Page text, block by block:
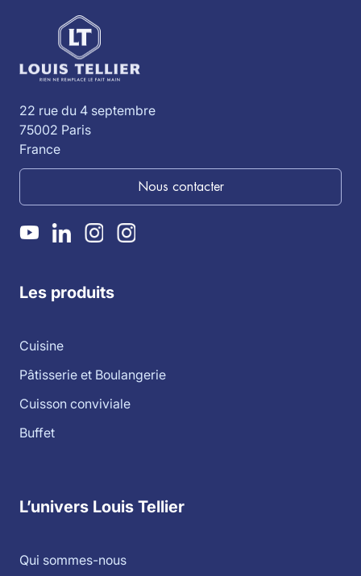
22 rue du 4 septembre
75002 Paris
France
Nous contacter
Les produits
Cuisine
Pâtisserie et Boulangerie
Cuisson conviviale
Buffet
L’univers Louis Tellier
Qui sommes-nous